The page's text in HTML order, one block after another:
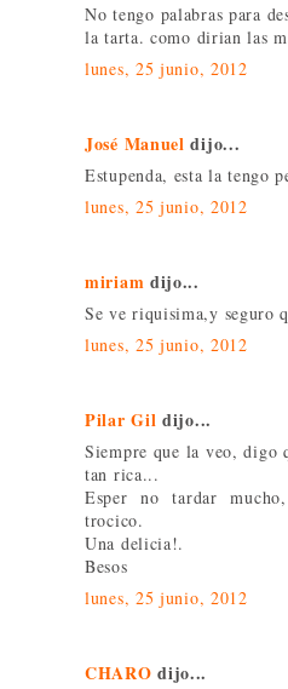
No tengo palabras para
la tarta. como dirian las
lunes, 25 junio, 2012
José Manuel dijo...
Estupenda, esta la tengo
lunes, 25 junio, 2012
miriam dijo...
Se ve riquisima,y seguro
lunes, 25 junio, 2012
Pilar Gil dijo...
Siempre que la veo, digo
tan rica...
Esper no tardar
trocico.
Una delicia!.
Besos
lunes, 25 junio, 2012
CHARO dijo...